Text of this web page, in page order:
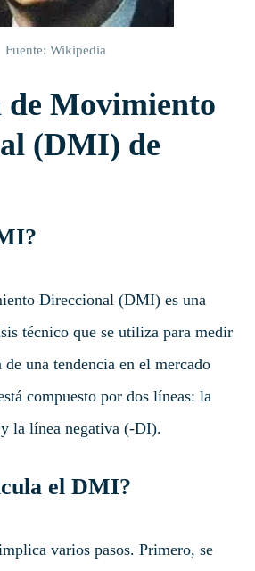
Fuente: Wikipedia
de Movimiento
(DMI) de
Direccional (DMI) es una
técnico que se utiliza para medir
una tendencia en el mercado
compuesto por dos líneas: la
la línea negativa (-DI).
el DMI?
varios pasos. Primero, se